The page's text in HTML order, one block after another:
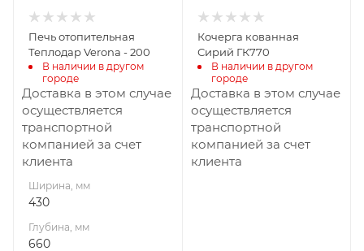
Чугун
Вид топлива
Дрова и брикеты
Диаметр дымохода,
мм
115
Длина дров, мм
540
Гарантия, мес.
36
Мощность, кВт
21
Печь отопительная
Теплодар Verona - 200
В наличии в другом
городе
Доставка в этом случае
осуществляется
транспортной
компанией за счет
клиента
Ширина, мм
430
Глубина, мм
660
Кочерга кованная
Сирий ГК770
В наличии в другом
городе
Доставка в этом случае
осуществляется
транспортной
компанией за счет
клиента